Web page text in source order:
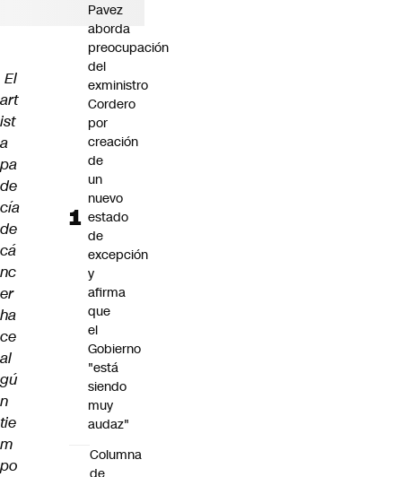
El
art
ist
a
pa
de
cía
de
cá
nc
er
ha
ce
al
gú
n
tie
m
po
Pavez
aborda
preocupación
del
exministro
Cordero
por
creación
de
un
nuevo
estado
de
excepción
y
afirma
que
el
Gobierno
"está
siendo
muy
audaz"
Columna
de